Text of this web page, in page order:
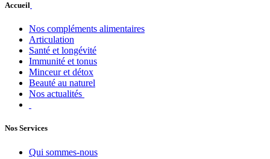
Accueil
Nos compléments alimentaires
Articulation
Santé et longévité
Immunité et tonus
Minceur et détox
Beauté au naturel
Nos actualités
Nos Services
Qui sommes-nous